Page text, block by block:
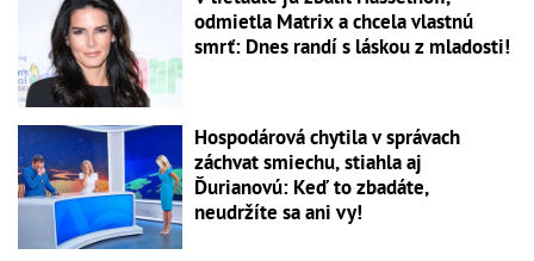
odmietla Matrix a chcela vlastnú
smrť: Dnes randí s láskou z mladosti!
Hospodárová chytila v správach
záchvat smiechu, stiahla aj
Ďurianovú: Keď to zbadáte,
neudržíte sa ani vy!